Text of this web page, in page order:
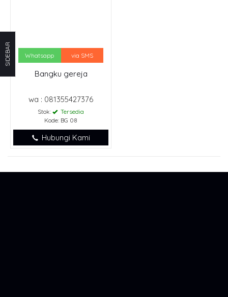
Whatsapp via SMS
Bangku gereja
wa : 081355427376
Stok:
Tersedia
Kode: BG 08
Hubungi Kami
SIDEBAR